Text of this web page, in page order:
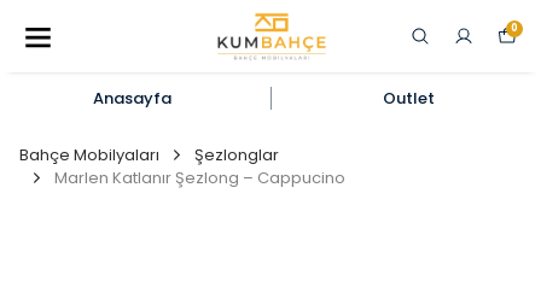
0
Anasayfa Outlet
Bahçe Mobilyaları
Şezlonglar
Marlen Katlanır Şezlong – Cappucino